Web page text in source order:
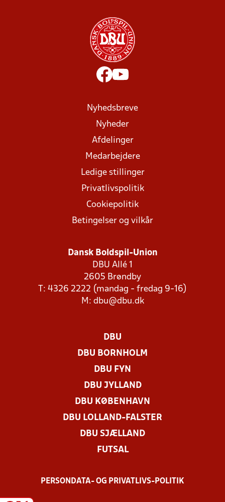
Nyhedsbreve
Nyheder
Afdelinger
Medarbejdere
Ledige stillinger
Privatlivspolitik
Cookiepolitik
Betingelser og vilkår
Dansk Boldspil-Union
DBU Allé 1
2605 Brøndby
T: 4326 2222 (mandag - fredag 9-16)
M: dbu@dbu.dk
DBU
DBU BORNHOLM
DBU FYN
DBU JYLLAND
DBU KØBENHAVN
DBU LOLLAND-FALSTER
DBU SJÆLLAND
FUTSAL
PERSONDATA- OG PRIVATLIVS-POLITIK